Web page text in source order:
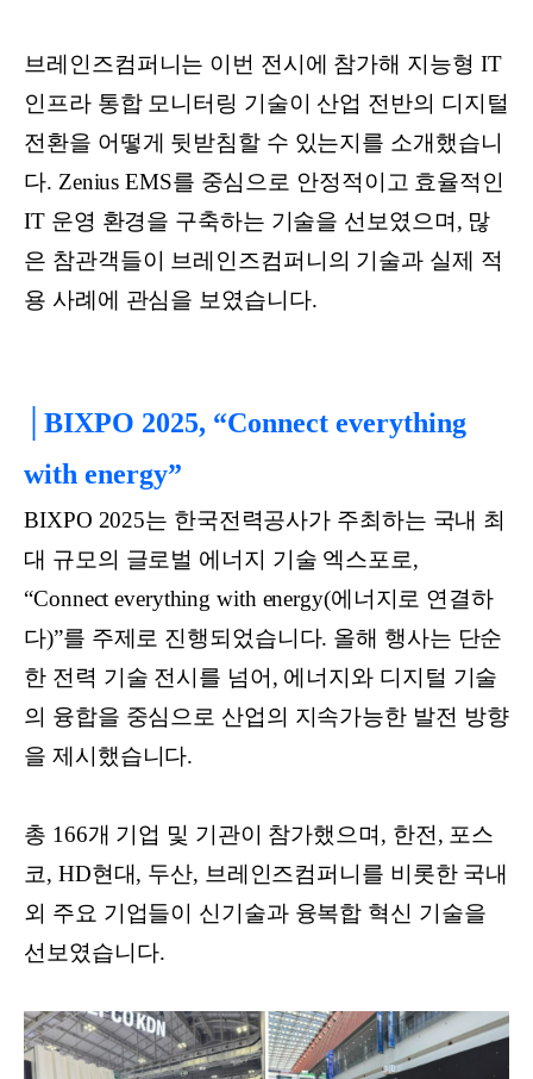
브레인즈컴퍼니는 이번 전시에 참가해 지능형 IT
인프라 통합 모니터링 기술이 산업 전반의 디지털
전환을 어떻게 뒷받침할 수 있는지를 소개했습니
다. Zenius EMS를 중심으로 안정적이고 효율적인
IT 운영 환경을 구축하는 기술을 선보였으며, 많
은 참관객들이 브레인즈컴퍼니의 기술과 실제 적
용 사례에 관심을 보였습니다.
│BIXPO 2025, “Connect everything
with energy”
BIXPO 2025는 한국전력공사가 주최하는 국내 최
대 규모의 글로벌 에너지 기술 엑스포로,
“Connect everything with energy(에너지로 연결하
다)”를 주제로 진행되었습니다. 올해 행사는 단순
한 전력 기술 전시를 넘어, 에너지와 디지털 기술
의 융합을 중심으로 산업의 지속가능한 발전 방향
을 제시했습니다.
총 166개 기업 및 기관이 참가했으며, 한전, 포스
코, HD현대, 두산, 브레인즈컴퍼니를 비롯한 국내
외 주요 기업들이 신기술과 융복합 혁신 기술을
선보였습니다.